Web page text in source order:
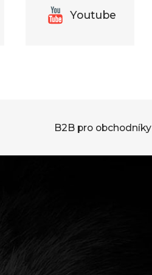
Youtube
B2B pro obchodníky